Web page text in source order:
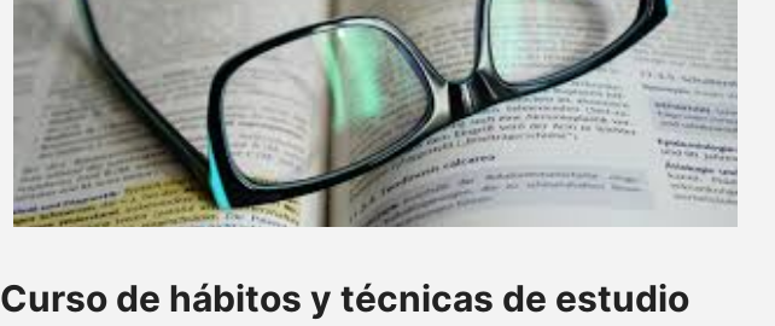
Curso de hábitos y técnicas de estudio